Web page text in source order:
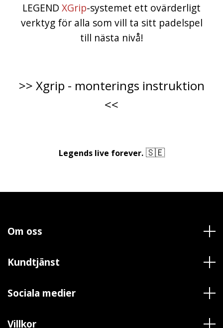
LEGEND XGrip-systemet ett ovärderligt
verktyg för alla som vill ta sitt padelspel
till nästa nivå!
>> Xgrip - monterings instruktion
<<
Legends live forever.🇸🇪
Om oss
Kundtjänst
Sociala medier
Villkor